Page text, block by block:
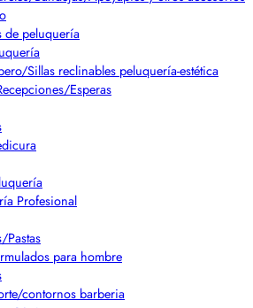
de peluquería
Sillas reclinables peluquería-estética
Esperas
Profesional
Pastas
para hombre
contornos barberia